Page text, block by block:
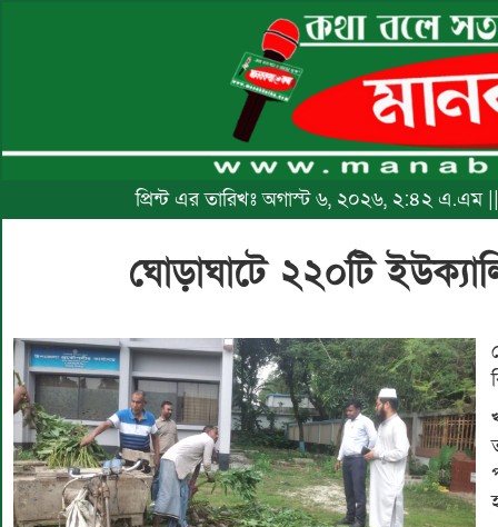
প্রিন্ট এর তারিখঃ অগাস্ট ৬, ২০২৬, ২:৪২ এ.এম
ঘোড়াঘাটে ২২০টি